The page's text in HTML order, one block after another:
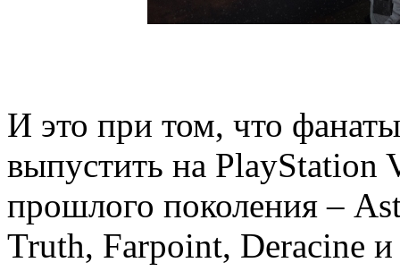
И это при том, что
выпустить на PlayStation
прошлого поколения –
Truth, Farpoint, Deracine